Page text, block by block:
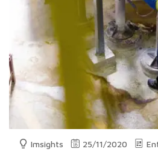
Imsights 25/11/2020